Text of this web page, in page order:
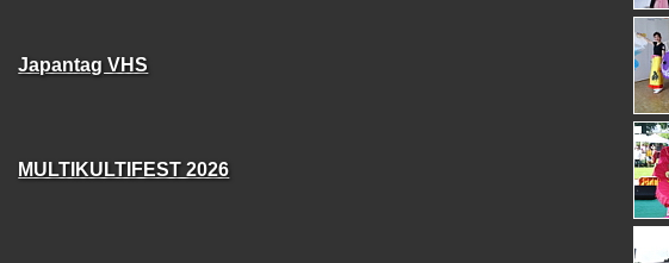
Japantag VHS
MULTIKULTIFEST 2026